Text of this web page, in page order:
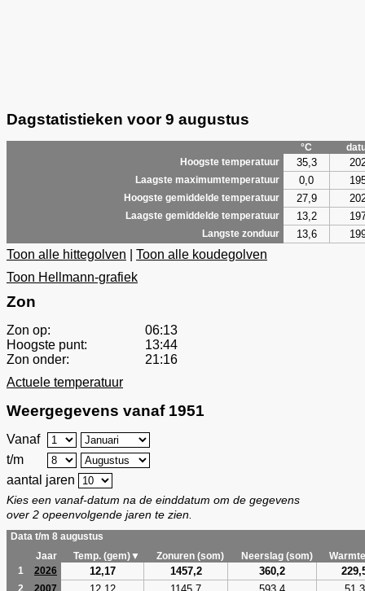
Dagstatistieken voor 9 augustus
°C
Hoogste temperatuur
35,3
Laagste maximumtemperatuur 0,0
Hoogste gemiddelde temperatuur 27,9
Laagste gemiddelde temperatuur 13,2
Langste zonduur 13,6
Toon alle hittegolven
Toon alle koudegolven
Toon Hellmann-grafiek
Zon
Zon op:
06:13
Hoogste punt:
13:44
Zon onder:
21:16
Actuele temperatuur
Weergegevens vanaf 1951
Vanaf
t/m
aantal jaren
Kies een vanaf-datum na de einddatum om de gegevens
over 2 opeenvolgende jaren te zien.
Data t/m 8 augustus
Jaar
Temp. (gem)▼ Zonuren (som) Neerslag (som)
1
2026 12,17 1457,2 360,2
2 2007